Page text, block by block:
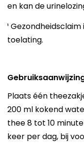
en kan de
¹
toelating.
Plaats één
200 ml kokend
thee 8 tot 10
keer per dag, bij